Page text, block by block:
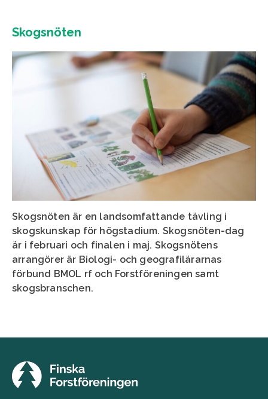
Skogsnöten
Skogsnöten är en landsomfattande tävling i
skogskunskap för högstadium. Skogsnöten-dag
är i februari och finalen i maj. Skogsnötens
arrangörer är Biologi- och geografilärarnas
förbund BMOL rf och Forstföreningen samt
skogsbranschen.